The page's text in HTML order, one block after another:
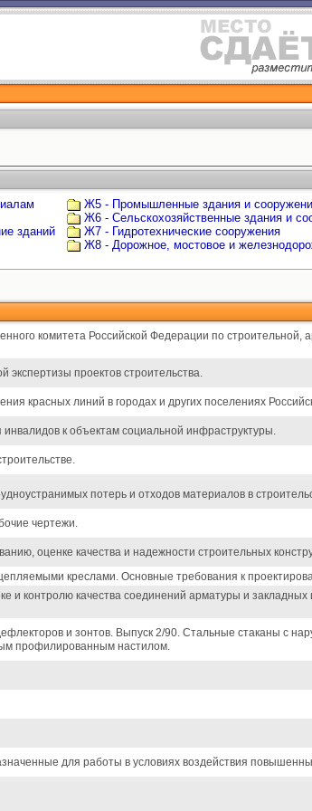
зданий
Ж5 - Промышленные здания и
Ж6 - Сельскохозяйственные здания и
Ж7 - Гидротехнические сооружения
Ж8 - Дорожное, мостовое и
комитета Российской Федерации по строительной,
экспертизы проектов строительства.
красных линий в городах и других поселениях
к объектам социальной инфраструктуры.
потерь и отходов материалов в
чертежи.
оценке качества и надежности строительных
креслами. Основные требования к
и контролю качества соединений арматуры и
и зонтов. Выпуск 2/90. Стальные стаканы с
профилированным настилом.
для работы в условиях воздействия